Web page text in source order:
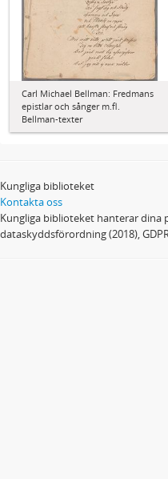
Carl Michael Bellman: Fredmans
epistlar och sånger m.fl.
Bellman-texter
Kungliga biblioteket
Kontakta oss
Kungliga biblioteket hanterar dina
dataskyddsförordning (2018),